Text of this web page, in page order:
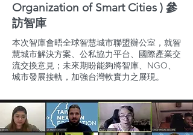
Organization of Smart Cities ) 參
訪智庫
本次智庫會晤全球智慧城市聯盟辦公室，就智
慧城市解決方案、公私協力平台、國際產業交
流交換意見；未來期盼能夠將智庫、NGO、
城市發展接軌，加強台灣軟實力之展現。